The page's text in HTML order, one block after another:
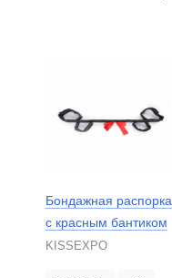
Бондажная распорка
с красным бантиком
KISSEXPO